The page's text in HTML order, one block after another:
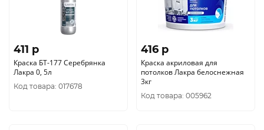
411 p
Краска БТ-177 Серебрянка
Лакра 0, 5л
Код товара: 017678
416 p
Краска акриловая для
потолков Лакра белоснежная
3кг
Код товара: 005962